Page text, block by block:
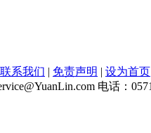
联系我们 | 免责声明 | 设为首页
电话：